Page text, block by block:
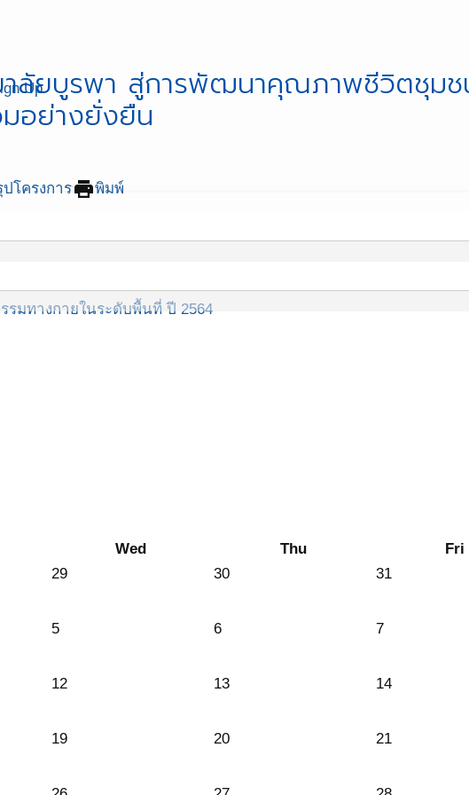
Up
รมทางกายในระดับพื้นที่ ปี 2564
าลัยบูรพา สู่การพัฒนาคุณภาพชีวิตชุม
อย่างยั่งยืน
ปโครงการprintพิมพ์
Wed Thu Fri
29 30 31
5 6 7
12 13 14
19 20 21